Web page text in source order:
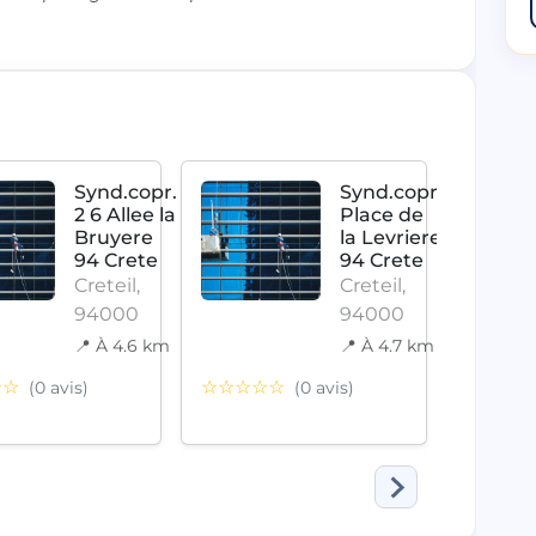
Synd.copr.
2 6 Allee la
Bruyere
94 Crete
Creteil,
94000
📍 À 4.6 km
(0 avis)
Synd.copr.
Place de
la Levriere
94 Crete
Creteil,
94000
📍 À 4.7 km
☆☆☆☆☆ (0 avis)